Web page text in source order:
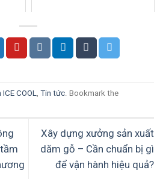
ICE COOL Tin tức . Bookmark the
Xây dựng xưởng sản xuất
dăm gỗ – Cần chuẩn bị gì
để vận hành hiệu quả?